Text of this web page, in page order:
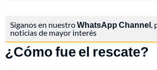
Síganos en nuestroWhatsApp Channel
noticias de mayor interés
¿Cómo fue el rescate?